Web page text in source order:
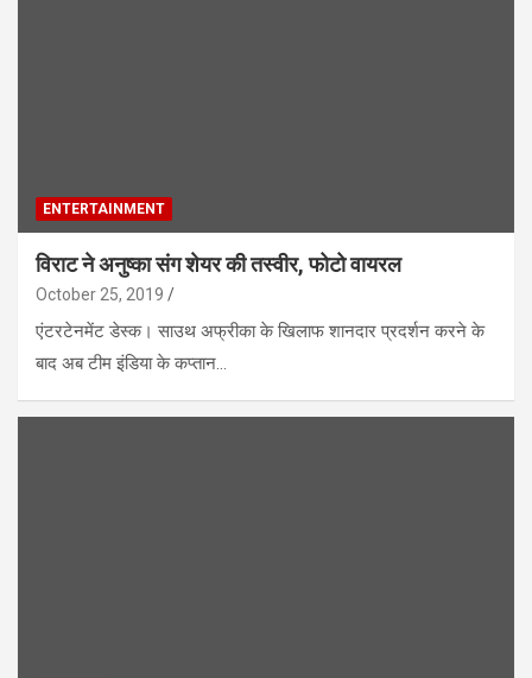
ENTERTAINMENT
विराट ने अनुष्का संग शेयर की तस्वीर, फोटो वायरल
October 25, 2019
एंटरटेनमेंट डेस्क। साउथ अफ्रीका के खिलाफ शानदार प्रदर्शन करने के
बाद अब टीम इंडिया के कप्तान…